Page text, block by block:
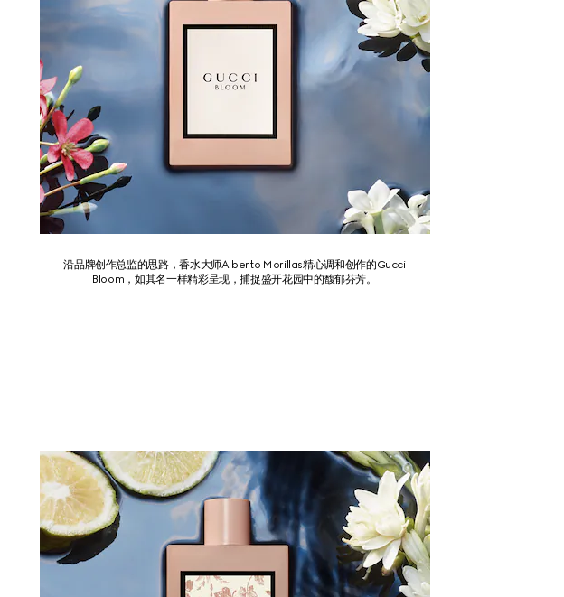
沿品牌创作总监的思路，香水大师Alberto Morillas精心调和创作的Gucci
Bloom，如其名一样精彩呈现，捕捉盛开花园中的馥郁芬芳。